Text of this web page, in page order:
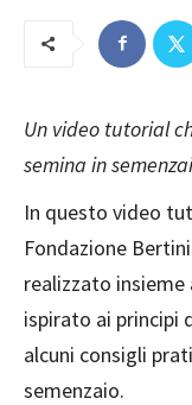
Un video tutorial
semina in
In questo video
Fondazione
realizzato
ispirato ai principi
alcuni consigli
semenzaio.